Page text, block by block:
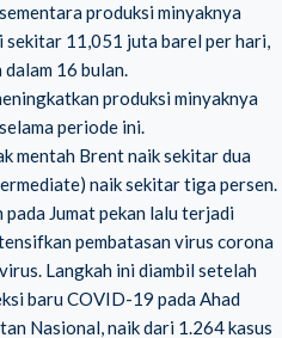
produksi minyaknya
sekitar 11,051 juta barel per hari,
16 bulan.
produksi minyaknya
periode ini.
mentah Brent naik sekitar dua
naik sekitar tiga persen.
Jumat pekan lalu terjadi
pembatasan virus corona
Langkah ini diambil setelah
baru COVID-19 pada Ahad
Nasional, naik dari 1.264 kasus